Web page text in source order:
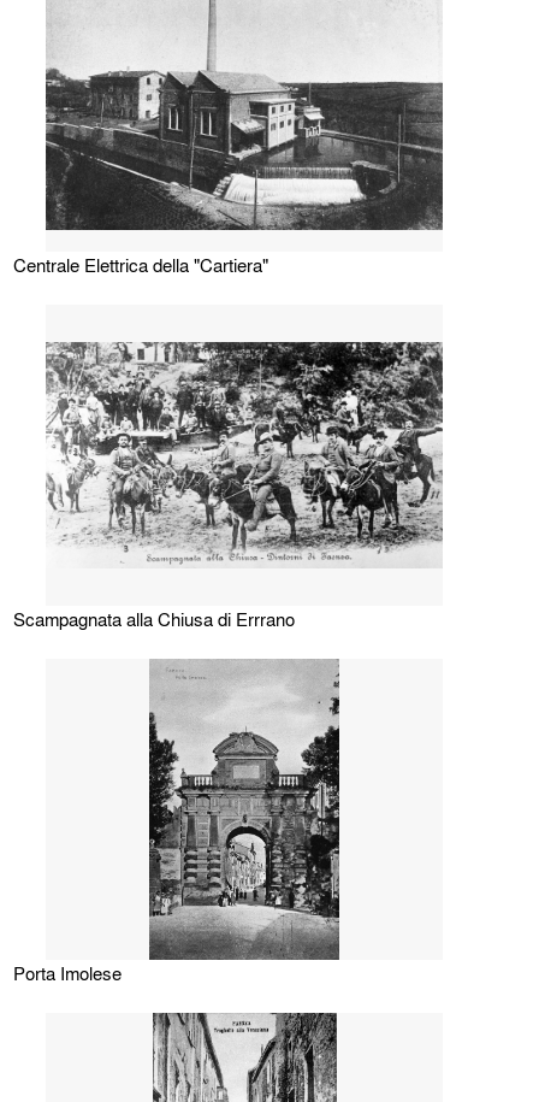
Centrale Elettrica della "Cartiera"
Scampagnata alla Chiusa di Errrano
Porta Imolese